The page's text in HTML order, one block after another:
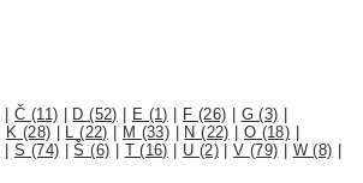
|Č (11) D (52) E (1) F (26) G (3)
K (28) L (22) M (33) N (22) O (18)
|S (74) |Š (6) T (16) U (2)|V (79) W (8)